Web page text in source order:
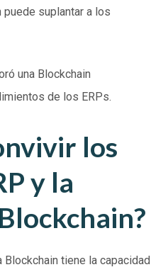
suplantar a los
una Blockchain
de los ERPs.
los
y la
tiene la capacidad